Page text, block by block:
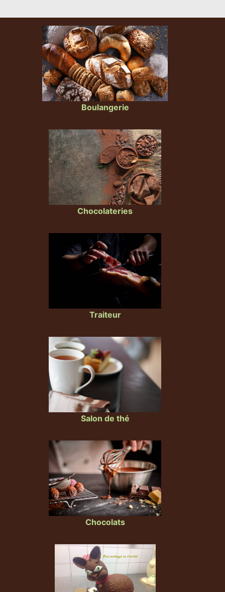
Boulangerie
Chocolateries
Traiteur
Salon de thé
Chocolats